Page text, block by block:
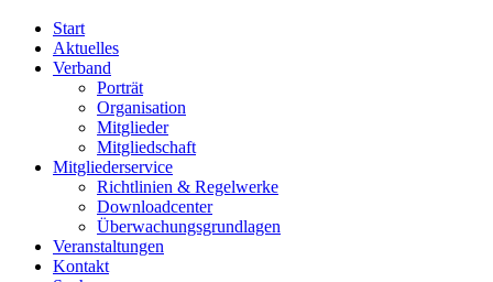
Start
Aktuelles
Verband
Porträt
Organisation
Mitglieder
Mitgliedschaft
Mitgliederservice
Richtlinien & Regelwerke
Downloadcenter
Überwachungsgrundlagen
Veranstaltungen
Kontakt